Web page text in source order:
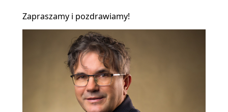
Zapraszamy i pozdrawiamy!